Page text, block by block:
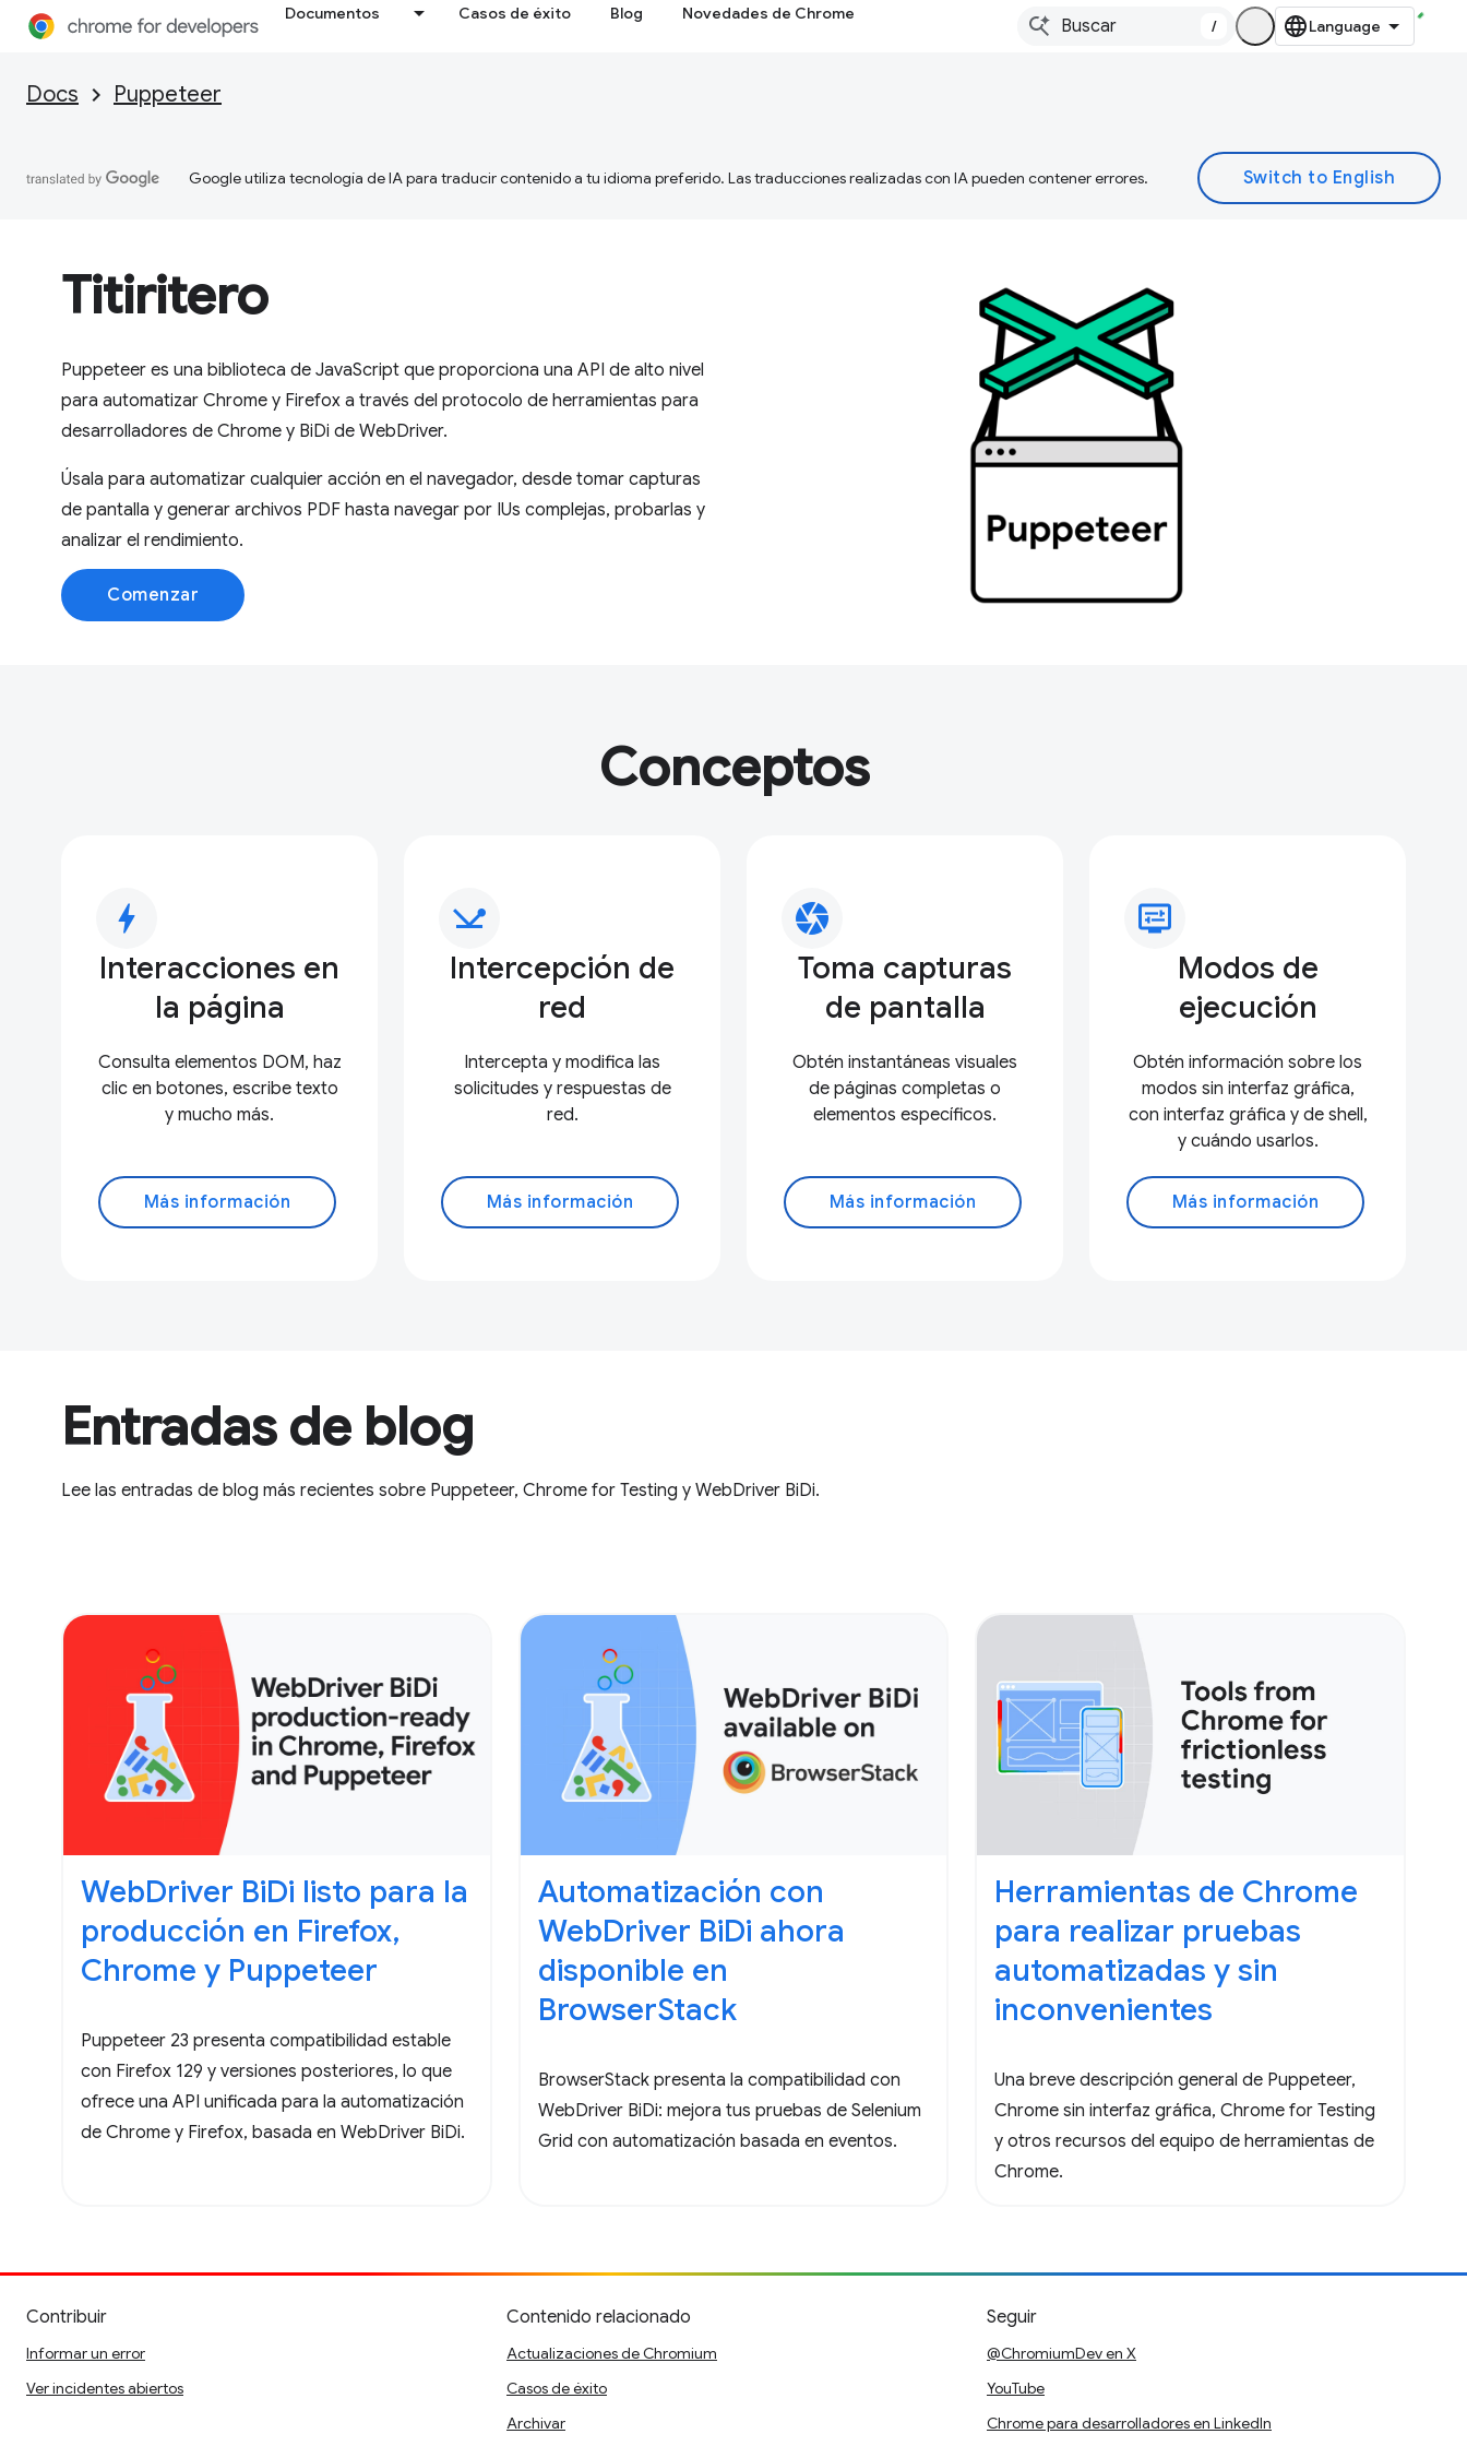
Documentos Casos de éxito Blog Novedades de Chrome
/
Docs Puppeteer
Google utiliza tecnología de IA para traducir contenido a tu idioma preferido. Las traducciones realizadas con IA pueden contener errores.
Titiritero
Puppeteer es una biblioteca de JavaScript que proporciona una API de alto nivel
para automatizar Chrome y Firefox a través del protocolo de herramientas para
desarrolladores de Chrome y BiDi de WebDriver.
Úsala para automatizar cualquier acción en el navegador, desde tomar capturas
de pantalla y generar archivos PDF hasta navegar por IUs complejas, probarlas y
analizar el rendimiento.
Comenzar
Conceptos
bolt
Interacciones en
la página
Consulta elementos DOM, haz
clic en botones, escribe texto
y mucho más.
Más información
network_ping
Intercepción de
red
Intercepta y modifica las
solicitudes y respuestas de
red.
Más información
camera
Toma capturas
de pantalla
Obtén instantáneas visuales
de páginas completas o
elementos específicos.
Más información
display_settings
Modos de
ejecución
Obtén información sobre los
modos sin interfaz gráfica,
con interfaz gráfica y de shell,
y cuándo usarlos.
Más información
Entradas de blog
Lee las entradas de blog más recientes sobre Puppeteer, Chrome for Testing y WebDriver BiDi.
WebDriver BiDi listo para la
producción en Firefox,
Chrome y Puppeteer
Puppeteer 23 presenta compatibilidad estable
con Firefox 129 y versiones posteriores, lo que
ofrece una API unificada para la automatización
de Chrome y Firefox, basada en WebDriver BiDi.
Automatización con
WebDriver BiDi ahora
disponible en
BrowserStack
BrowserStack presenta la compatibilidad con
WebDriver BiDi: mejora tus pruebas de Selenium
Grid con automatización basada en eventos.
Herramientas de Chrome
para realizar pruebas
automatizadas y sin
inconvenientes
Una breve descripción general de Puppeteer,
Chrome sin interfaz gráfica, Chrome for Testing
y otros recursos del equipo de herramientas de
Chrome.
Contribuir
Informar un error
Ver incidentes abiertos
Contenido relacionado
Actualizaciones de Chromium
Casos de éxito
Archivar
Seguir
@ChromiumDev en X
YouTube
Chrome para desarrolladores en LinkedIn